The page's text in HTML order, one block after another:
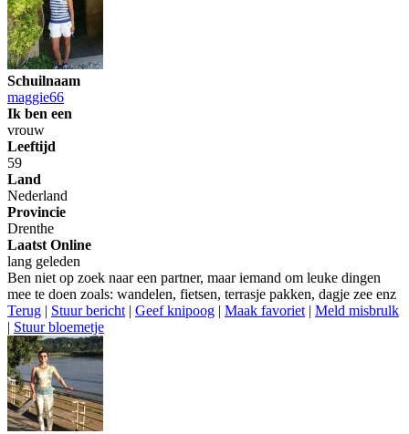
Schuilnaam
maggie66
Ik ben een
vrouw
Leeftijd
59
Land
Nederland
Provincie
Drenthe
Laatst Online
lang geleden
Ben niet op zoek naar een partner, maar iemand om leuke dingen
mee te doen zoals: wandelen, fietsen, terrasje pakken, dagje zee enz
Terug | Stuur bericht | Geef knipoog | Maak favoriet | Meld misbrulk
| Stuur bloemetje